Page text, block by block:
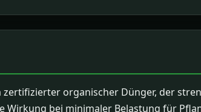
zertifizierter organischer Dünger, der
Wirkung bei minimaler Belastung für